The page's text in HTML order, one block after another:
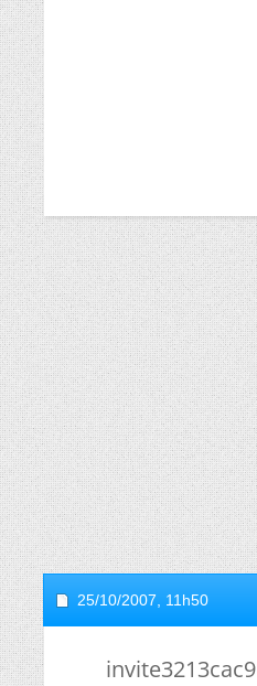
25/10/2007, 11h50
invite3213cac9